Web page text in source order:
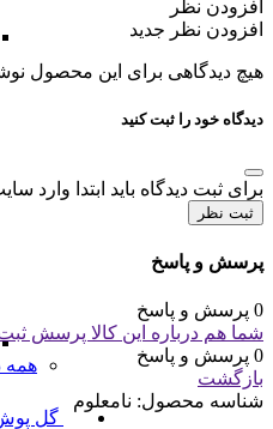
همه
گل
افزودن نظر
افزودن نظر جدید
هیچ دیدگاهی برای این محصول
دیدگاه خود را ثبت کنید
برای ثبت دیدگاه باید ابتدا وارد
ثبت نظر
پرسش و پاسخ
0 پرسش و پاسخ
شما هم درباره این کالا پرسش
0 پرسش و پاسخ
بازگشت
شناسه محصول: نامعلوم